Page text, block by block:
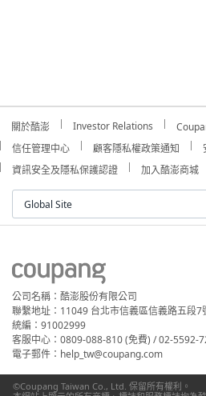
關於酷澎 Investor Relations
信任管理中心
顧客隱私權政策通知
資訊安全及隱私保護認證
加入酷澎商城
Global Site
公司名稱：酷澎股份有限公司
聯繫地址：11049 台北市信義區信義路五段7
統編：91002999
客服中心：0809-088-810 (免費) / 02-5592-
電子郵件：help_tw@coupang.com
©Coupang Taiwan Co., Ltd. 保留所有權利。